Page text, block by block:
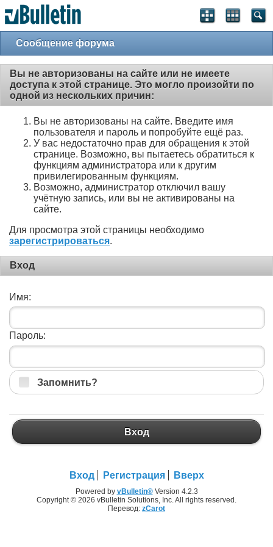
Сообщение форума
Вы не авторизованы на сайте или не имеете
доступа к этой странице. Это могло произойти по
одной из нескольких причин:
Вы не авторизованы на сайте. Введите имя
пользователя и пароль и попробуйте ещё раз.
У вас недостаточно прав для обращения к этой
странице. Возможно, вы пытаетесь обратиться к
функциям администратора или к другим
привилегированным функциям.
Возможно, администратор отключил вашу
учётную запись, или вы не активированы на
сайте.
Для просмотра этой страницы необходимо
зарегистрироваться.
Вход
Имя:
Пароль:
Запомнить?
Вход
Вход Регистрация Вверх
Powered by vBulletin®Version 4.2.3
Copyright © 2026 vBulletin Solutions, Inc. All rights reserved.
Перевод: zCarot